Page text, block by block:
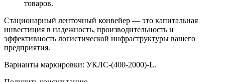
товаров.
Стационарный ленточный конвейер — это капитальная
инвестиция в надежность, производительность и
эффективность логистической инфраструктуры вашего
предприятия.
Варианты маркировки: УКЛС-(400-2000)-L.